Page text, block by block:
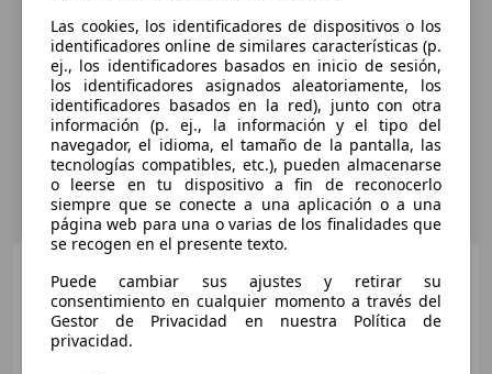
MAN TGE
Las cookies, los identificadores de dispositivos o los
identificadores online de similares características (p.
ej., los identificadores basados en inicio de sesión,
los identificadores asignados aleatoriamente, los
identificadores basados en la red), junto con otra
información (p. ej., la información y el tipo del
navegador, el idioma, el tamaño de la pantalla, las
tecnologías compatibles, etc.), pueden almacenarse
o leerse en tu dispositivo a fin de reconocerlo
siempre que se conecte a una aplicación o a una
página web para una o varias de los finalidades que
se recogen en el presente texto.
Puede cambiar sus ajustes y retirar su
consentimiento en cualquier momento a través del
Gestor de Privacidad en nuestra Política de
privacidad.